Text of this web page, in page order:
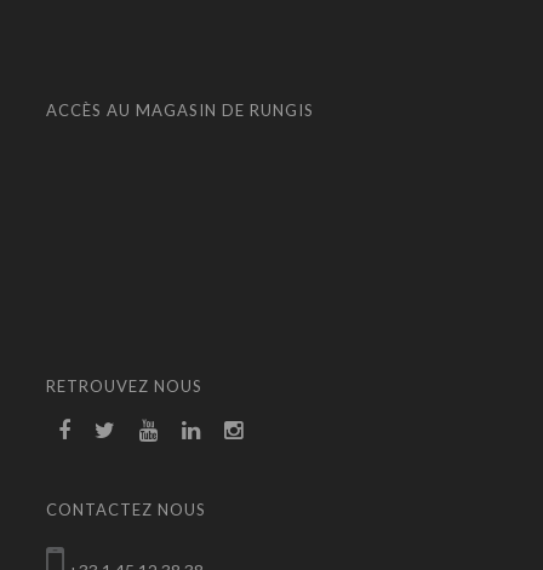
ACCÈS AU MAGASIN DE RUNGIS
RETROUVEZ NOUS
CONTACTEZ NOUS